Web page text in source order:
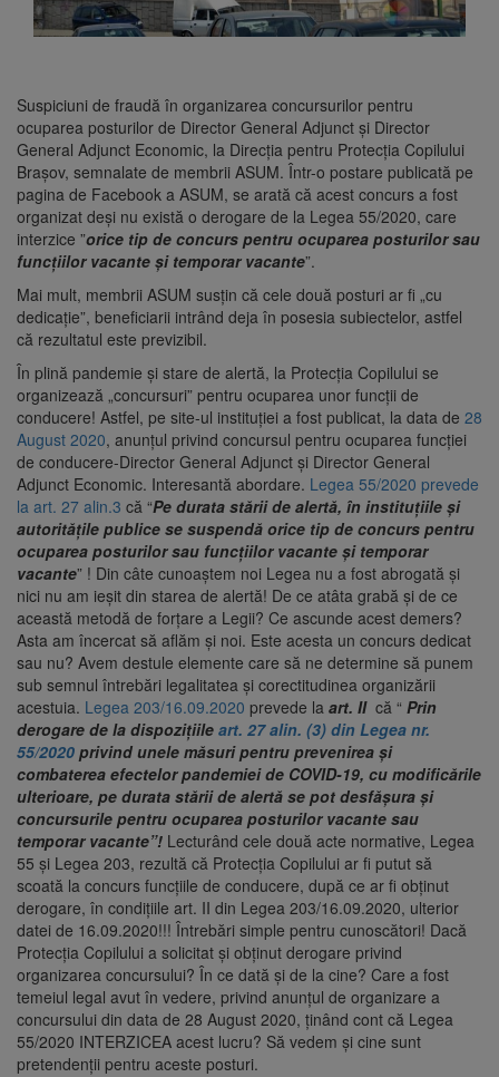
Suspiciuni de fraudă în organizarea concursurilor pentru
ocuparea posturilor de Director General Adjunct și Director
General Adjunct Economic, la Direcția pentru Protecția Copilului
Brașov, semnalate de membrii ASUM. Într-o postare publicată pe
pagina de Facebook a ASUM, se arată că acest concurs a fost
organizat deși nu există o derogare de la Legea 55/2020, care
interzice ”orice tip de concurs pentru ocuparea posturilor sau
funcțiilor vacante şi temporar vacante”.
Mai mult, membrii ASUM susțin că cele două posturi ar fi „cu
dedicație”, beneficiarii intrând deja în posesia subiectelor, astfel
că rezultatul este previzibil.
În plină pandemie și stare de alertă, la Protecția Copilului se
organizează „concursuri” pentru ocuparea unor funcții de
conducere! Astfel, pe site-ul instituției a fost publicat, la data de 28
August 2020, anunțul privind concursul pentru ocuparea funcției
de conducere-Director General Adjunct și Director General
Adjunct Economic. Interesantă abordare. Legea 55/2020 prevede
la art. 27 alin.3 că “Pe durata stării de alertă, în instituțiile şi
autoritățile publice se suspendă orice tip de concurs pentru
ocuparea posturilor sau funcțiilor vacante şi temporar
vacante” ! Din câte cunoaștem noi Legea nu a fost abrogată și
nici nu am ieșit din starea de alertă! De ce atâta grabă și de ce
această metodă de forțare a Legii? Ce ascunde acest demers?
Asta am încercat să aflăm și noi. Este acesta un concurs dedicat
sau nu? Avem destule elemente care să ne determine să punem
sub semnul întrebări legalitatea și corectitudinea organizării
acestuia. Legea 203/16.09.2020 prevede la art. IIcă “ Prin
derogare de la dispozițiile art. 27 alin. (3) din Legea nr.
55/2020 privind unele măsuri pentru prevenirea și
combaterea efectelor pandemiei de COVID-19, cu modificările
ulterioare, pe durata stării de alertă se pot desfășura și
concursurile pentru ocuparea posturilor vacante sau
temporar vacante”! Lecturând cele două acte normative, Legea
55 și Legea 203, rezultă că Protecția Copilului ar fi putut să
scoată la concurs funcțiile de conducere, după ce ar fi obținut
derogare, în condițiile art. II din Legea 203/16.09.2020, ulterior
datei de 16.09.2020!!! Întrebări simple pentru cunoscători! Dacă
Protecția Copilului a solicitat și obținut derogare privind
organizarea concursului? În ce dată și de la cine? Care a fost
temeiul legal avut în vedere, privind anunțul de organizare a
concursului din data de 28 August 2020, ținând cont că Legea
55/2020 INTERZICEA acest lucru? Să vedem și cine sunt
pretendenții pentru aceste posturi.